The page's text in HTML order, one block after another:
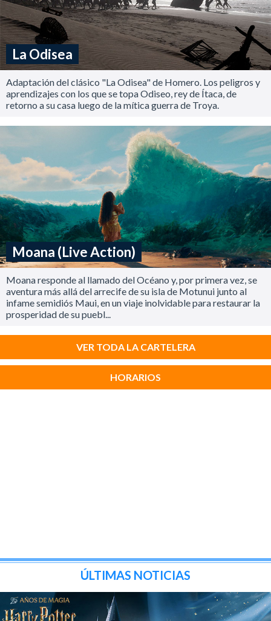
La Odisea
Adaptación del clásico "La Odisea" de Homero. Los peligros y
aprendizajes con los que se topa Odiseo, rey de Ítaca, de
retorno a su casa luego de la mítica guerra de Troya.
Moana (Live Action)
Moana responde al llamado del Océano y, por primera vez, se
aventura más allá del arrecife de su isla de Motunui junto al
infame semidiós Maui, en un viaje inolvidable para restaurar la
prosperidad de su puebl...
VER TODA LA CARTELERA
HORARIOS
ÚLTIMAS NOTICIAS